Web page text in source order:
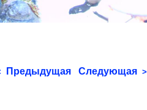
Предыдущая Следующая >